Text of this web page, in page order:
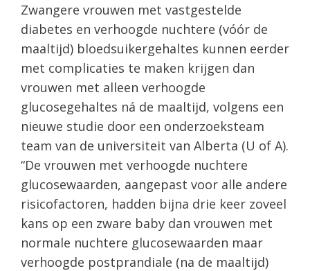
Zwangere vrouwen met vastgestelde
diabetes en verhoogde nuchtere (vóór de
maaltijd) bloedsuikergehaltes kunnen eerder
met complicaties te maken krijgen dan
vrouwen met alleen verhoogde
glucosegehaltes ná de maaltijd, volgens een
nieuwe studie door een onderzoeksteam
team van de universiteit van Alberta (U of A).
“De vrouwen met verhoogde nuchtere
glucosewaarden, aangepast voor alle andere
risicofactoren, hadden bijna drie keer zoveel
kans op een zware baby dan vrouwen met
normale nuchtere glucosewaarden maar
verhoogde postprandiale (na de maaltijd)